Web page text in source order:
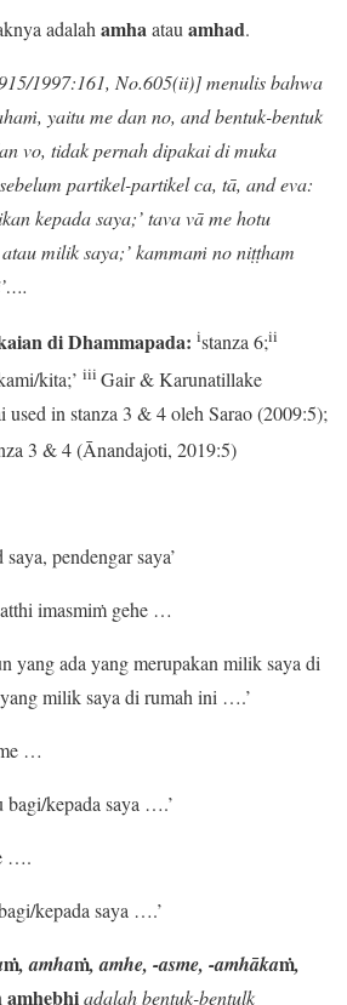
adalahamhaatauamhad.
1997:161, No.605(ii)] menulis bahwa
yaitu me dan no, and bentuk-bentuk
vo, tidak pernah dipakai di muka
partikel-partikel ca, tā, and eva:
kepada saya;’ tava vā me hotu
milik saya;’ kammaṁ no niṭṭham
di Dhammapada: istanza 6;ii
kita;’ iii Gair & Karunatillake
in stanza 3 & 4 oleh Sarao (2009:5);
3 & 4 (Ānandajoti, 2019:5)
pendengar saya’
imasmiṁ gehe …
yang ada yang merupakan milik saya di
milik saya di rumah ini ….’
…
kepada saya ….’
….
kepada saya ….’
ṁ, amhaṁ, amhe, -asme, -amhākaṁ,
amhebhiadalah bentuk-bentulk